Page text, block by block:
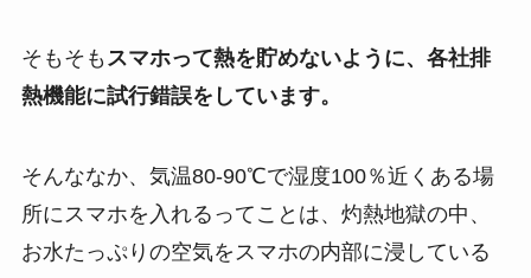
そもそも スマホって熱を貯めないように、各社排
熱機能に試行錯誤をしています。
そんななか、気温80-90℃で湿度100％近くある場
所にスマホを入れるってことは、灼熱地獄の中、
お水たっぷりの空気をスマホの内部に浸している